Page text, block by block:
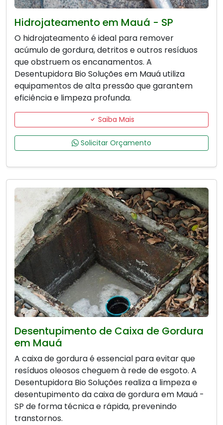
Hidrojateamento em Mauá - SP
O hidrojateamento é ideal para remover
acúmulo de gordura, detritos e outros resíduos
que obstruem os encanamentos. A
Desentupidora Bio Soluções em Mauá utiliza
equipamentos de alta pressão que garantem
eficiência e limpeza profunda.
Saiba Mais
Solicitar Orçamento
Desentupimento de Caixa de Gordura
em Mauá
A caixa de gordura é essencial para evitar que
resíduos oleosos cheguem à rede de esgoto. A
Desentupidora Bio Soluções realiza a limpeza e
desentupimento da caixa de gordura em Mauá -
SP de forma técnica e rápida, prevenindo
transtornos.